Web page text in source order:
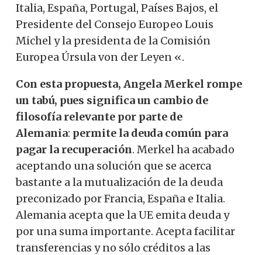
Italia, España, Portugal, Países Bajos, el
Presidente del Consejo Europeo Louis
Michel y la presidenta de la Comisión
Europea Úrsula von der Leyen «.
Con esta propuesta, Angela Merkel rompe
un tabú, pues significa un cambio de
filosofía relevante por parte de
Alemania: permite la deuda común para
pagar la recuperación. Merkel ha acabado
aceptando una solución que se acerca
bastante a la mutualización de la deuda
preconizado por Francia, España e Italia.
Alemania acepta que la UE emita deuda y
por una suma importante. Acepta facilitar
transferencias y no sólo créditos a las